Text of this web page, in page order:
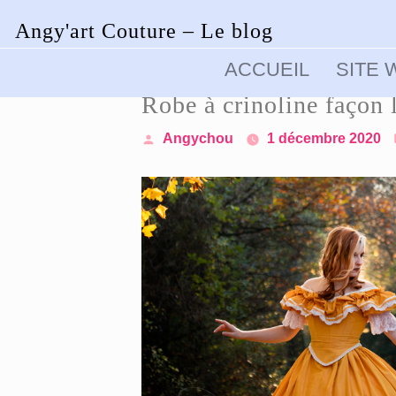
Angy'art Couture – Le blog
ACCUEIL SITE
Skip
Robe à crinoline façon
Posted
Angychou 1 décembre 2020